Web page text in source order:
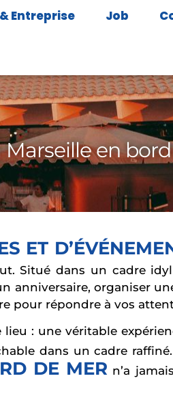
Entreprise Job
en
ET
Situé dans un cadre
anniversaire, organiser
pour répondre à vos
: une véritable
dans un cadre raffiné.
DE MER n’a